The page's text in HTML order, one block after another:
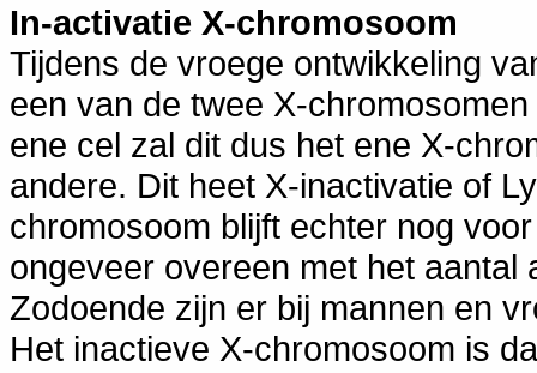
In-activatie X-chromosoom
Tijdens de vroege ontwikkeling
een van de twee X-
ene cel zal dit dus het ene X-
andere. Dit heet X-inactivatie of
chromosoom blijft echter nog
ongeveer overeen met het aantal
Zodoende zijn er bij mannen en
Het inactieve X-chromosoom is